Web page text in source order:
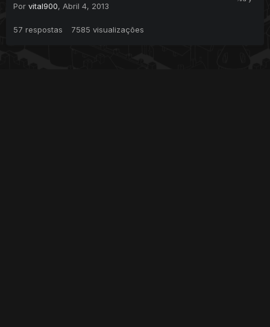
Por vital900, Abril 4, 2013
57 respostas 7585 visualizações